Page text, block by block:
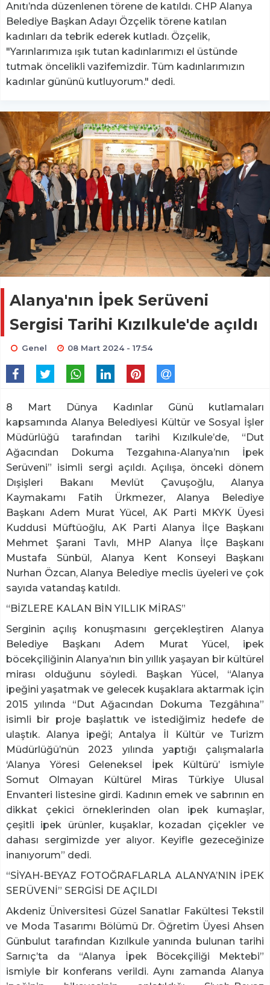
Anıtı’nda düzenlenen törene de katıldı. CHP Alanya
Belediye Başkan Adayı Özçelik törene katılan
kadınları da tebrik ederek kutladı. Özçelik,
"Yarınlarımıza ışık tutan kadınlarımızı el üstünde
tutmak öncelikli vazifemizdir. Tüm kadınlarımızın
kadınlar gününü kutluyorum." dedi.
Alanya'nın İpek Serüveni
Sergisi Tarihi Kızılkule'de açıldı
Genel 08 Mart 2024 - 17:54
8 Mart Dünya Kadınlar Günü kutlamaları
kapsamında Alanya Belediyesi Kültür ve Sosyal İşler
Müdürlüğü tarafından tarihi Kızılkule’de, “Dut
Ağacından Dokuma Tezgahına-Alanya’nın İpek
Serüveni” isimli sergi açıldı. Açılışa, önceki dönem
Dışişleri Bakanı Mevlüt Çavuşoğlu, Alanya
Kaymakamı Fatih Ürkmezer, Alanya Belediye
Başkanı Adem Murat Yücel, AK Parti MKYK Üyesi
Kuddusi Müftüoğlu, AK Parti Alanya İlçe Başkanı
Mehmet Şarani Tavlı, MHP Alanya İlçe Başkanı
Mustafa Sünbül, Alanya Kent Konseyi Başkanı
Nurhan Özcan, Alanya Belediye meclis üyeleri ve çok
sayıda vatandaş katıldı.
“BİZLERE KALAN BİN YILLIK MİRAS”
Serginin açılış konuşmasını gerçekleştiren Alanya
Belediye Başkanı Adem Murat Yücel, ipek
böcekçiliğinin Alanya’nın bin yıllık yaşayan bir kültürel
mirası olduğunu söyledi. Başkan Yücel, “Alanya
ipeğini yaşatmak ve gelecek kuşaklara aktarmak için
2015 yılında “Dut Ağacından Dokuma Tezgâhına”
isimli bir proje başlattık ve istediğimiz hedefe de
ulaştık. Alanya ipeği; Antalya İl Kültür ve Turizm
Müdürlüğü’nün 2023 yılında yaptığı çalışmalarla
‘Alanya Yöresi Geleneksel İpek Kültürü’ ismiyle
Somut Olmayan Kültürel Miras Türkiye Ulusal
Envanteri listesine girdi. Kadının emek ve sabrının en
dikkat çekici örneklerinden olan ipek kumaşlar,
çeşitli ipek ürünler, kuşaklar, kozadan çiçekler ve
dahası sergimizde yer alıyor. Keyifle gezeceğinize
inanıyorum” dedi.
“SİYAH-BEYAZ FOTOĞRAFLARLA ALANYA’NIN İPEK
SERÜVENİ” SERGİSİ DE AÇILDI
Akdeniz Üniversitesi Güzel Sanatlar Fakültesi Tekstil
ve Moda Tasarımı Bölümü Dr. Öğretim Üyesi Ahsen
Günbulut tarafından Kızılkule yanında bulunan tarihi
Sarnıç’ta da “Alanya İpek Böcekçiliği Mektebi”
ismiyle bir konferans verildi. Aynı zamanda Alanya